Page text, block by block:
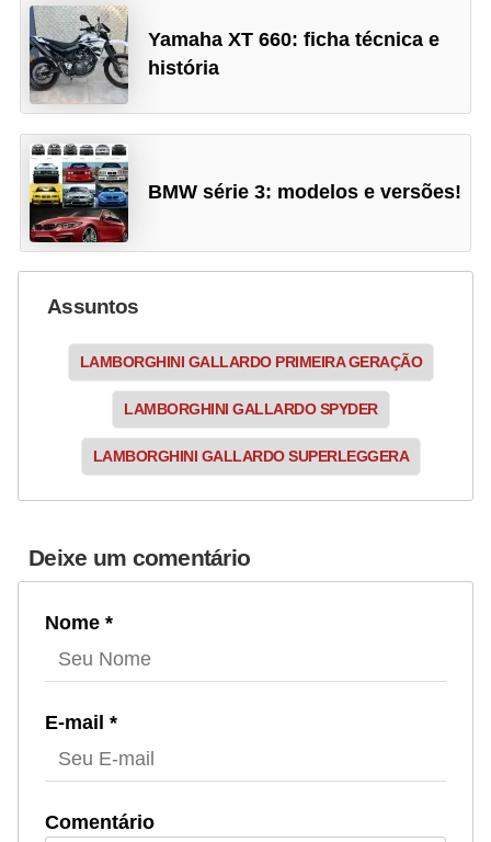
Yamaha XT 660: ficha técnica e
história
BMW série 3: modelos e versões!
Assuntos
LAMBORGHINI GALLARDO PRIMEIRA GERAÇÃO
LAMBORGHINI GALLARDO SPYDER
LAMBORGHINI GALLARDO SUPERLEGGERA
Deixe um comentário
Nome *
E-mail *
Comentário